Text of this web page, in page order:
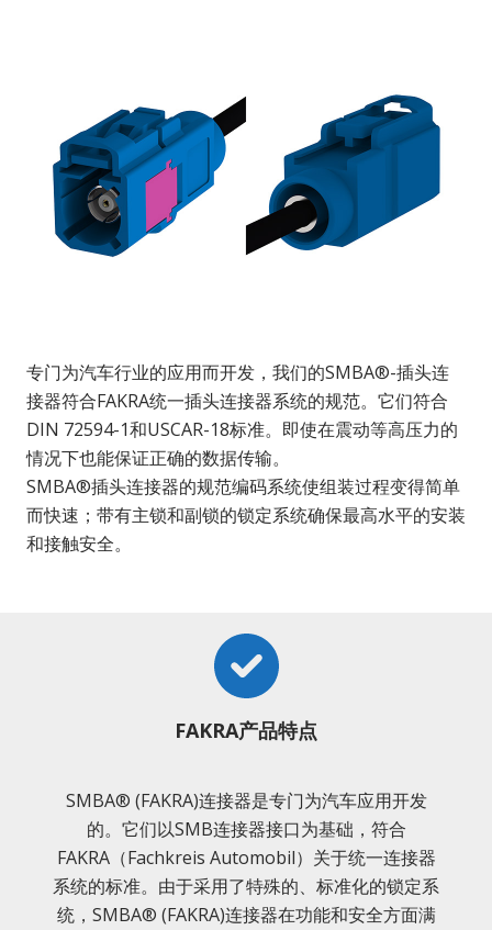
专门为汽车行业的应用而开发，我们的SMBA®-插头连
接器符合FAKRA统一插头连接器系统的规范。它们符合
DIN 72594-1和USCAR-18标准。即使在震动等高压力的
情况下也能保证正确的数据传输。
SMBA®插头连接器的规范编码系统使组装过程变得简单
而快速；带有主锁和副锁的锁定系统确保最高水平的安装
和接触安全。
FAKRA产品特点
SMBA® (FAKRA)连接器是专门为汽车应用开发
的。它们以SMB连接器接口为基础，符合
FAKRA（Fachkreis Automobil）关于统一连接器
系统的标准。由于采用了特殊的、标准化的锁定系
统，SMBA® (FAKRA)连接器在功能和安全方面满